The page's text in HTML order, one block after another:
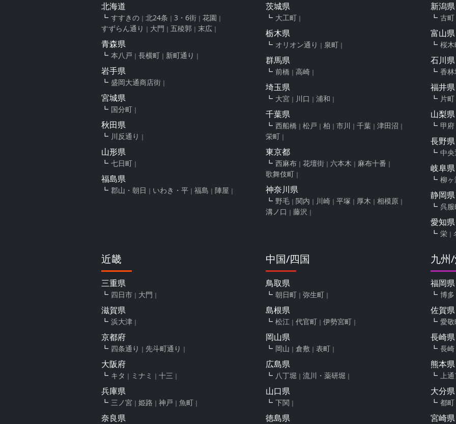
北海道
すすきの 北24条 3・6街
花園
すずらん通り
大門 五稜郭 末広
青森県
本八戸 長横町 新町通り
岩手県
盛岡大通商店街
宮城県
国分町
秋田県
川反通り
山形県
七日町
福島県
郡山・朝日 いわき・平 福島 陣屋
茨城県
大工町
栃木県
オリオン通り 泉町
群馬県
前橋 高崎
埼玉県
大宮 川口 浦和
千葉県
西船橋 松戸 柏 市川 千葉
津田沼
栄町
東京都
西麻布 花壇街 六本木
麻布十番
歌舞伎町
神奈川県
野毛 関内 川崎 平塚 厚木
相模原
溝ノ口
藤沢
新潟県
古町
富山県
桜木
石川県
香
福井県
片町
山梨県
甲府
長野県
中
岐阜県
柳ヶ
静岡県
呉服
愛知県
栄
近畿
三重県
四日市 大門
滋賀県
浜大津
京都府
四条通り 先斗町通り
大阪府
キタ ミナミ 十三
兵庫県
三ノ宮 姫路 神戸 魚町
奈良県
中国/四国
鳥取県
朝日町 弥生町
島根県
松江 代官町 伊勢宮町
岡山県
岡山 倉敷 表町
広島県
八丁堀 流川・薬研堀
山口県
下関
徳島県
九州
福岡県
博多
佐賀県
愛敬
長崎県
長崎
熊本県
上
大分県
都町
宮崎県